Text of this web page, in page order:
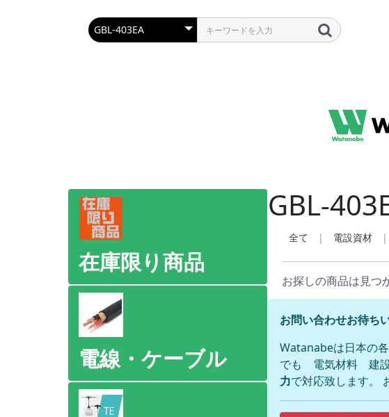
在庫限り商品
電線・ケーブル
GBL-
全て | 電設資材 |
お探しの商品は見つ
お問い合わせお待ち
Watanabeは日本の
でも 電気材料 建設
力で対応致します。